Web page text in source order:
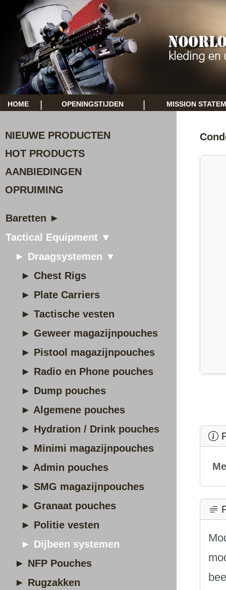
HOME OPENINGSTIJDEN MISSION
NIEUWE PRODUCTEN
HOT PRODUCTS
AANBIEDINGEN
OPRUIMING
Baretten ►
Tactical Equipment ▼
► Draagsystemen ▼
► Chest Rigs
► Plate Carriers
► Tactische vesten
► Geweer magazijnpouches
► Pistool magazijnpouches
► Radio en Phone pouches
► Dump pouches
► Algemene pouches
► Hydration / Drink pouches
► Minimi magazijnpouches
► Admin pouches
► SMG magazijnpouches
► Granaat pouches
► Politie vesten
► Dijbeen systemen
► NFP Pouches
► Rugzakken